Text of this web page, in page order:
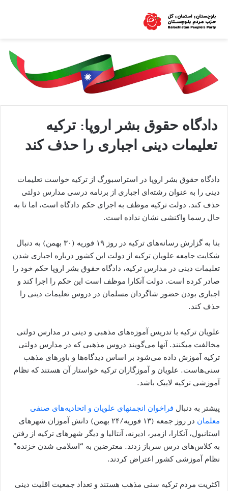
دادگاه حقوق بشر اروپا: ترکیه
تعلیمات دینی اجباری را حذف کند
دادگاه حقوق بشر اروپا در استراسبورگ از ترکیه خواست تعلیمات
دینی را به عنوان رشته‌ای اجباری از برنامه درسی مدارس دولتی
حذف کند. دولت ترکیه موظف به اجرای حکم دادگاه است، اما تا به
حال رسما واکنشی نشان نداده است.
بنا به گزارش رسانه‌های ترکیه در روز ۱۹ فوریه (۳۰ بهمن) به دنبال
شکایت جامعه علویان ترکیه از دولت این کشور درباره اجباری شدن
تعلیمات دینی در مدارس ترکیه، دادگاه حقوق بشر اروپا حکم خود را
صادر کرده است. دولت آنکارا موظف است این حکم را اجرا کند و
اجباری بودن حضور شاگردان مسلمان در دروس تعلیمات دینی را
حذف کند.
علویان ترکیه با تدریس آموزه‌های مذهبی و دینی در مدارس دولتی
مخالفت میکنند. آنها می‌گویند دروس مذهبی که در مدارس دولتی
ترکیه آموزش داده می‌شود بر اساس دیدگاه‌ها و باورهای مذهب
سنی‌هاست. علویان و آموزگاران ترکیه خواستار آن هستند که نظام
آموزشی ترکیه لاییک باشد.
پیشتر به دنبال فراخوان انجمنهای علویان و اتحادیه‌های صنفی
معلمان
در روز جمعه (۱۳ فوریه/۲۴ بهمن) دانش آموزان شهرهای
استانبول، آنکارا، ازمیر، ادیرنه، آنتالیا و دیگر شهرهای ترکیه از رفتن
به کلاس‌های درس سرباز زدند. معترضین به “اسلامی شدن خزنده”
نظام آموزشی کشور اعتراض کردند.
اکثریت مردم ترکیه سنی مذهب هستند و تعداد جمعیت اقلیت دینی